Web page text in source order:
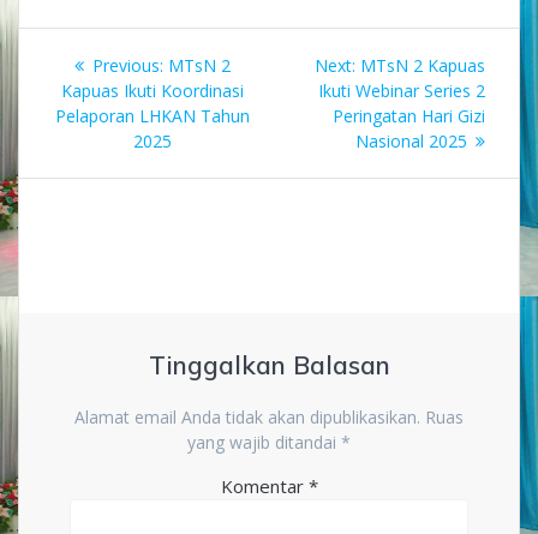
Navigasi
pos
Previous: Previous
post:
MTsN 2
Kapuas Ikuti Koordinasi
Pelaporan LHKAN Tahun
2025
Next: Next
post:
MTsN 2 Kapuas
Ikuti Webinar Series 2
Peringatan Hari Gizi
Nasional 2025
Tinggalkan Balasan
Alamat email Anda tidak akan dipublikasikan. Ruas
yang wajib ditandai *
Komentar *